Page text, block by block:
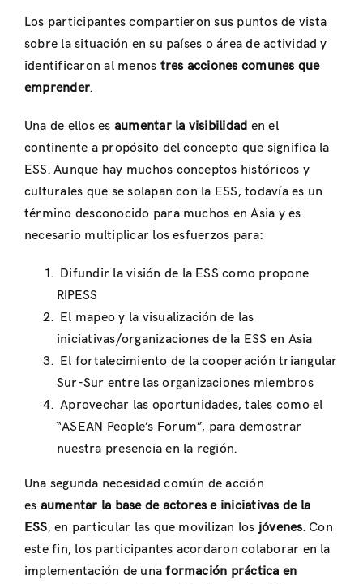
Los participantes compartieron sus puntos de vista
sobre la situación en su países o área de actividad y
identificaron al menos tres acciones comunes que
emprender.
Una de ellos es aumentar la visibilidad en el
continente a propósito del concepto que significa la
ESS. Aunque hay muchos conceptos históricos y
culturales que se solapan con la ESS, todavía es un
término desconocido para muchos en Asia y es
necesario multiplicar los esfuerzos para:
Difundir la visión de la ESS como propone
RIPESS
El mapeo y la visualización de las
iniciativas/organizaciones de la ESS en Asia
El fortalecimiento de la cooperación triangular
Sur-Sur entre las organizaciones miembros
Aprovechar las oportunidades, tales como el
“ASEAN People’s Forum”, para demostrar
nuestra presencia en la región.
Una segunda necesidad común de acción
es aumentar la base de actores e iniciativas de la
ESS, en particular las que movilizan los jóvenes. Con
este fin, los participantes acordaron colaborar en la
implementación de una formación práctica en